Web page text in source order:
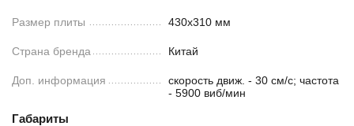
Размер плиты 430х310 мм
Страна бренда Китай
Доп. информация
скорость движ. - 30 см/с; частота
- 5900 виб/мин
Габариты